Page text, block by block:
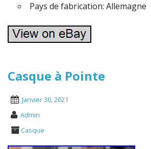
Pays de fabrication: Allemagne
Casque à Pointe
Janvier 30, 2021
Admin
Casque